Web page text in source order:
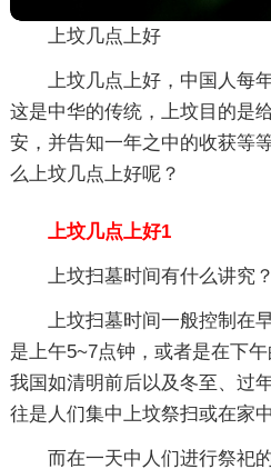
上坟几点上好
上坟几点上好，中国人每
这是中华的传统，上坟目的是
安，并告知一年之中的收获等
么上坟几点上好呢？
上坟几点上好1
上坟扫墓时间有什么讲究？
上坟扫墓时间一般控制在
是上午5~7点钟，或者是在下
我国如清明前后以及冬至、过
往是人们集中上坟祭扫或在家
而在一天中人们进行祭祀